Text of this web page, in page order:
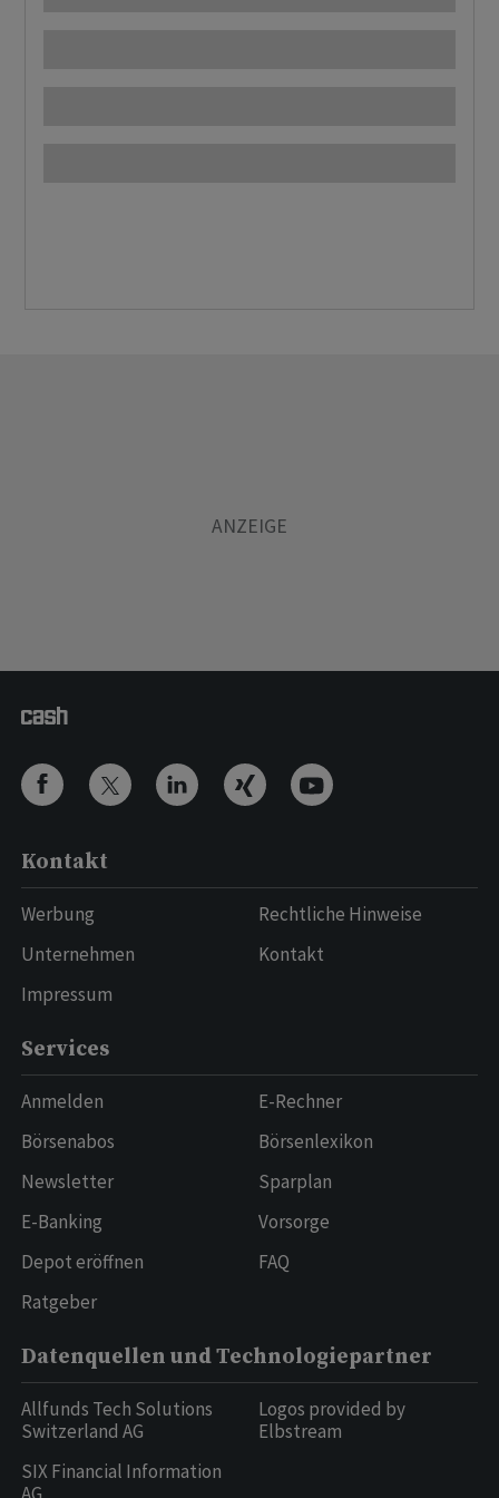
Kontakt
Werbung
Unternehmen
Impressum
Rechtliche Hinweise
Kontakt
Services
Anmelden
Börsenabos
Newsletter
E-Banking
Depot eröffnen
Ratgeber
E-Rechner
Börsenlexikon
Sparplan
Vorsorge
FAQ
Datenquellen und Technologiepartner
Allfunds Tech Solutions
Switzerland AG
SIX Financial Information
Logos provided by
Elbstream